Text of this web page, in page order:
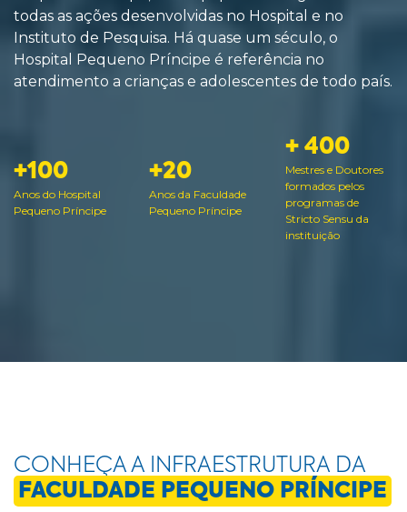
todas as ações desenvolvidas no Hospital e no
Instituto de Pesquisa. Há quase um século, o
Hospital Pequeno Príncipe é referência no
atendimento a crianças e adolescentes de todo país.
+100
Anos do Hospital
Pequeno Príncipe
+20
Anos da Faculdade
Pequeno Príncipe
+ 400
Mestres e Doutores
formados pelos
programas de
Stricto Sensu da
instituição
CONHEÇA A INFRAESTRUTURA DA
FACULDADE PEQUENO PRÍNCIPE